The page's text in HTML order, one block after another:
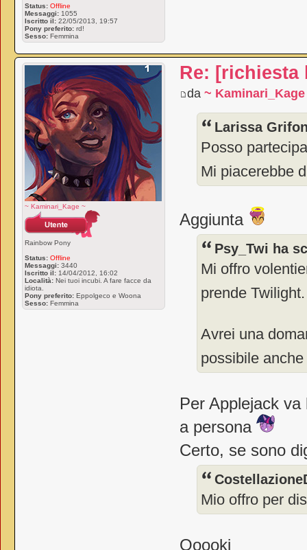
Status: Offline
Messaggi: 1055
Iscritto il: 22/05/2013, 19:57
Pony preferito: rd!
Sesso: Femmina
Re: [richiesta
da ~ Kaminari_Kage
Larissa
Posso
Mi piacerebbe
Aggiunta
Psy_Twi ha
Mi offro
prende
Avrei una
possibile
Per Applejack
a persona
Certo, se sono
Mio offro per
Ooooki
~ Kaminari_Kage ~
Rainbow Pony
Status: Offline
Messaggi: 3440
Iscritto il: 14/04/2012, 16:02
Località: Nei tuoi incubi. A fare facce da
idiota.
Pony preferito: Eppolgeco e Woona
Sesso: Femmina